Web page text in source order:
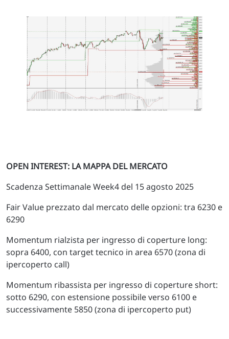
OPEN INTEREST: LA MAPPA DEL MERCATO
Scadenza Settimanale Week4 del 15 agosto 2025
Fair Value prezzato dal mercato delle opzioni: tra 6230 e
6290
Momentum rialzista per ingresso di coperture long:
sopra 6400, con target tecnico in area 6570 (zona di
ipercoperto call)
Momentum ribassista per ingresso di coperture short:
sotto 6290, con estensione possibile verso 6100 e
successivamente 5850 (zona di ipercoperto put)